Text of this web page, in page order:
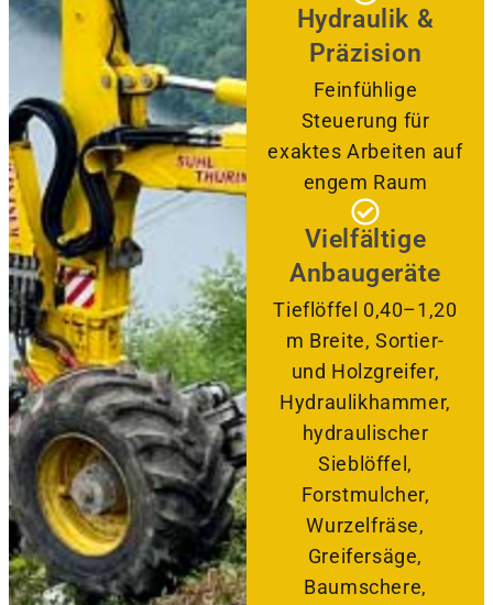
Hydraulik &
Präzision
Feinfühlige
Steuerung für
exaktes Arbeiten auf
engem Raum
Vielfältige
Anbaugeräte
Tieflöffel 0,40–1,20
m Breite, Sortier-
und Holzgreifer,
Hydraulikhammer,
hydraulischer
Sieblöffel,
Forstmulcher,
Wurzelfräse,
Greifersäge,
Baumschere,